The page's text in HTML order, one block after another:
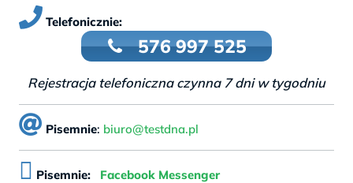
Telefonicznie:
576 997 525
Rejestracja telefoniczna czynna 7 dni w tygodniu
Pisemnie: biuro@testdna.pl
Pisemnie: Facebook Messenger